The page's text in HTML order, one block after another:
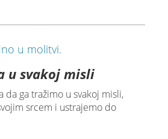
u svakoj misli
da ga tražimo u svakoj misli,
srcem i ustrajemo do